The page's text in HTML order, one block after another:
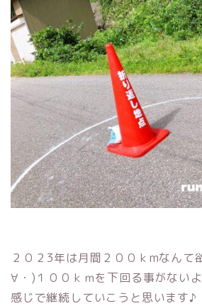
２０２3年は月間２００ｋmなんて
∀・)１００ｋｍを下回る事がない
感じで継続していこうと思います